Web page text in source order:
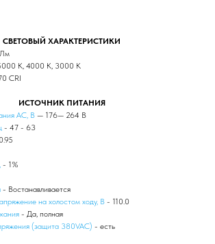
СВЕТОВЫЙ ХАРАКТЕРИСТИКИ
К, 4000 К, 3000 К
CRI
ИСТОЧНИК ПИТАНИЯ
АС, В — 176— 264 В
- 47 - 63
- 1%
- Востанавливается
на холостом ходу, В - 110.0
- Да, полная
(защита 380VAC) - есть